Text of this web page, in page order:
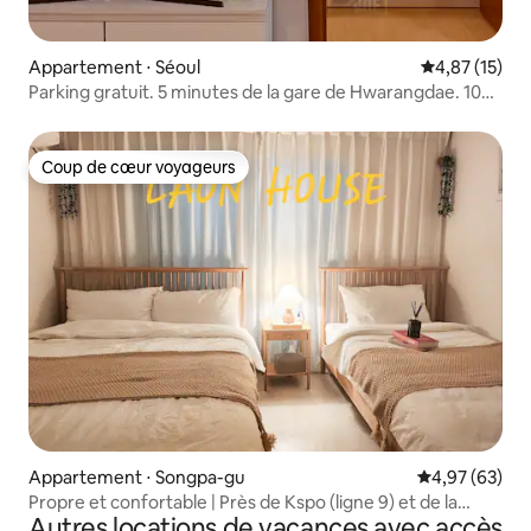
Appartement ⋅ Séoul Évaluation
4,87 (15)
Parking gratuit. 5 minutes de la gare de Hwarangdae. 10
Forest Road.Gongneung. Hoegi. Université de science et
technologie. Université de Kwangwoon. Université de
Korea Anam. Université Hankuk.
Coup de cœur voyageurs
Coup de cœur voyageurs
Appartement ⋅ Songpa-gu Évaluation
4,97 (63)
Propre et confortable | Près de Kspo (ligne 9) et de la
Lotte World Tower